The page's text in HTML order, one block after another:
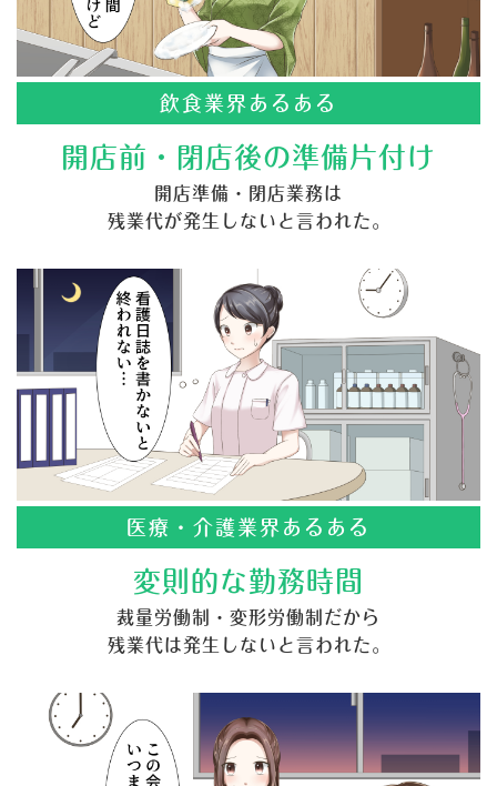
飲食業界あるある
開店前・閉店後の準備片付け
開店準備・閉店業務は
残業代が発生しないと言われた。
医療・介護業界あるある
変則的な勤務時間
裁量労働制・変形労働制だから
残業代は発生しないと言われた。